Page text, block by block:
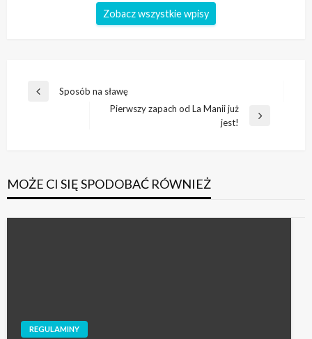
Zobacz wszystkie wpisy
Nawigacja
Poprzedni
Sposób na sławę
Pierwszy zapach od La Manii już
jest!
MOŻE CI SIĘ SPODOBAĆ RÓWNIEŻ
REGULAMINY